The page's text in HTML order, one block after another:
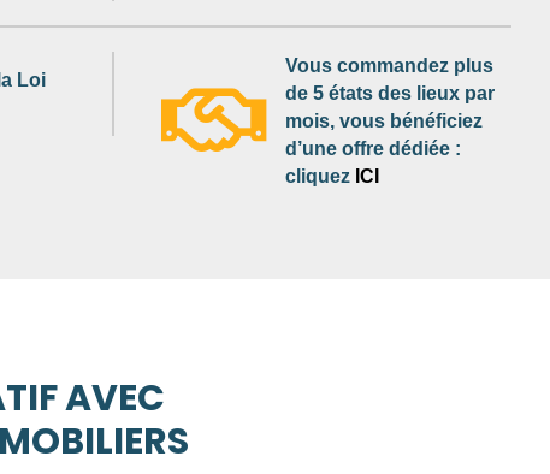
Loi

Vous commandez plus
de 5 états des lieux par
mois, vous bénéficiez
d’une offre dédiée :
cliquez ICI
AVEC